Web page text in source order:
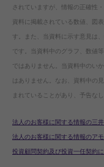
されていますが、情報の正確性
資料に掲載されている数値、図
す。また、当資料に示す意見は
です。当資料中のグラフ、数値
ではありません。当資料中のい
はありません。なお、資料中の
まれていることがあり、予告な
法人のお客様に関する情報の三
法人のお客様に関する情報のア
投資顧問契約及び投資一任契約